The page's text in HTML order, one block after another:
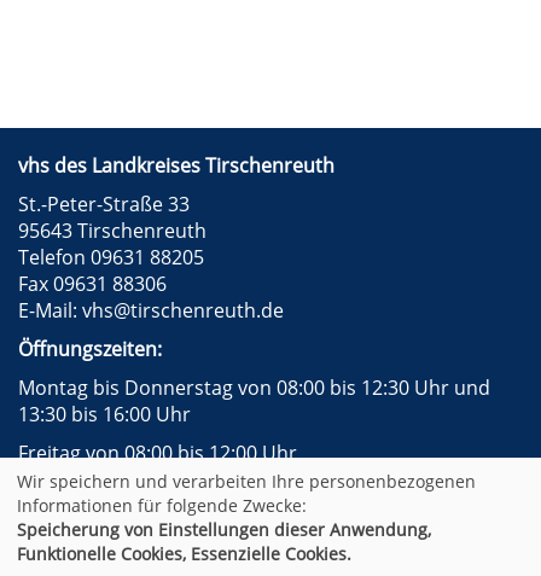
vhs des Landkreises Tirschenreuth
St.-Peter-Straße 33
95643 Tirschenreuth
Telefon 09631 88205
Fax 09631 88306
E-Mail: vhs@tirschenreuth.de
Öffnungszeiten:
Montag bis Donnerstag von 08:00 bis 12:30 Uhr und
13:30 bis 16:00 Uhr
Freitag von 08:00 bis 12:00 Uhr
Facebook
Instagram
Impressum
AGB
Datenschutzerklärung
Widerrufsformular
Newsletter
Sitemap
Wir speichern und verarbeiten Ihre personenbezogenen
Informationen für folgende Zwecke:
Speicherung von Einstellungen dieser Anwendung,
Funktionelle Cookies, Essenzielle Cookies.